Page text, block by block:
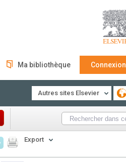
Ma bibliothèque Connexion
Autres sites Elsevier
Export